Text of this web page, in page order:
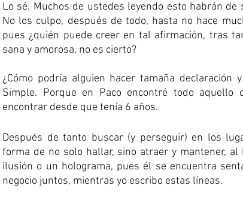
Lo sé. Muchos de ustedes leyendo esto habrán
No los culpo, después de todo, hasta no hace
pues ¿quién puede creer en tal afirmación, tras
sana y amorosa, no es cierto?
¿Cómo podría alguien hacer tamaña
Simple. Porque en Paco encontré todo
encontrar desde que tenía 6 años.
Después de tanto buscar (y perseguir) en los
forma de no solo hallar, sino atraer y mantener,
ilusión o un holograma, pues él se encuentra
negocio juntos, mientras yo escribo estas líneas.